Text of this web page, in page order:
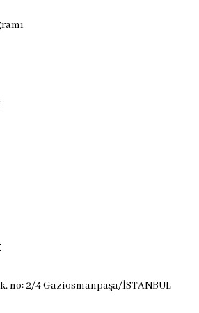
no: 2/4 Gaziosmanpaşa/İSTANBUL